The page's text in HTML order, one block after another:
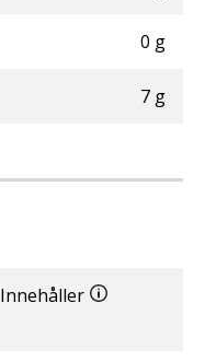
0 g
7 g
Innehåller